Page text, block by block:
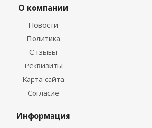
О компании
Новости
Политика
Отзывы
Реквизиты
Карта сайта
Согласие
Информация